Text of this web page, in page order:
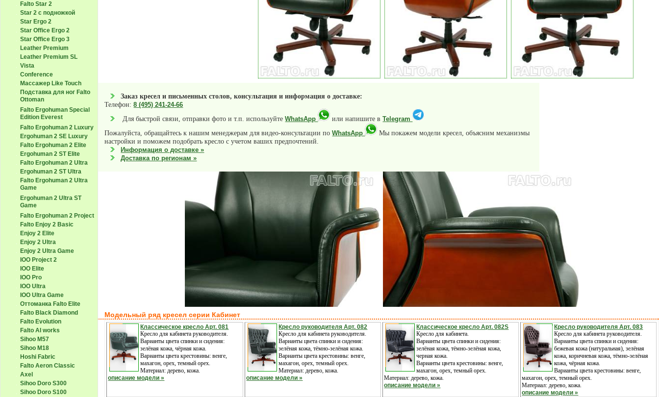
Falto Star 2
Star 2 с подножкой
Star Ergo 2
Star Office Ergo 2
Star Office Ergo 3
Leather Premium
Leather Premium SL
Vista
Conference
Массажер Like Touch
Подставка для ног Falto
Ottoman
Falto Ergohuman Special
Edition Everest
Falto Ergohuman 2 Luxury
Ergohuman 2 SE Luxury
Falto Ergohuman 2 Elite
Ergohuman 2 ST Elite
Falto Ergohuman 2 Ultra
Ergohuman 2 ST Ultra
Falto Ergohuman 2 Ultra
Game
Ergohuman 2 Ultra ST
Game
Falto Ergohuman 2 Project
Falto Enjoy 2 Basic
Enjoy 2 Elite
Enjoy 2 Ultra
Enjoy 2 Ultra Game
IOO Project 2
IOO Elite
IOO Pro
IOO Ultra
IOO Ultra Game
Оттоманка Falto Elite
Falto Black Diamond
Falto Evolution
Falto AI works
Sihoo M57
Sihoo M18
Hoshi Fabric
Falto Aeron Classic
Axel
Sihoo Doro S300
Sihoo Doro S100
Заказ кресел и письменных столов, консультация и информация о доставке:
Телефон:8 (495) 241-24-66
Для быстрой связи, отправки фото и т.п. используйтеWhatsApp или напишите вTelegram
Пожалуйста, обращайтесь к нашим менеджерам для видео-консультации поWhatsApp
Мы покажем модели кресел, объясним механизмы
настройки и поможем подобрать кресло с учетом ваших предпочтений.
Информация о доставке »
Доставка по регионам »
Модельный ряд кресел серии Кабинет
Классическое кресло Арт. 081
Кресло для кабинета руководителя.
Варианты цвета спинки и сидения:
зелёная кожа, чёрная кожа.
Варианты цвета крестовины: венге,
махагон, орех, темный орех.
Материал: дерево, кожа.
описание модели »
Кресло руководителя Арт. 082
Кресло для кабинета руководителя.
Варианты цвета спинки и сидения:
зелёная кожа, тёмно-зелёная кожа.
Варианты цвета крестовины: венге,
махагон, орех, темный орех.
Материал: дерево, кожа.
описание модели »
Классическое кресло Арт. 082S
Кресло для кабинета.
Варианты цвета спинки и сидения:
зелёная кожа, тёмно-зелёная кожа,
черная кожа.
Варианты цвета крестовины: венге,
махагон, орех, темный орех.
Материал: дерево, кожа.
описание модели »
Кресло руководителя Арт. 083
Кресло для кабинета руководителя.
Варианты цвета спинки и сидения:
бежевая кожа (натуральная), зелёная
кожа, коричневая кожа, тёмно-зелёная
кожа, чёрная кожа.
Варианты цвета крестовины: венге,
махагон, орех, темный орех.
Материал: дерево, кожа.
описание модели »